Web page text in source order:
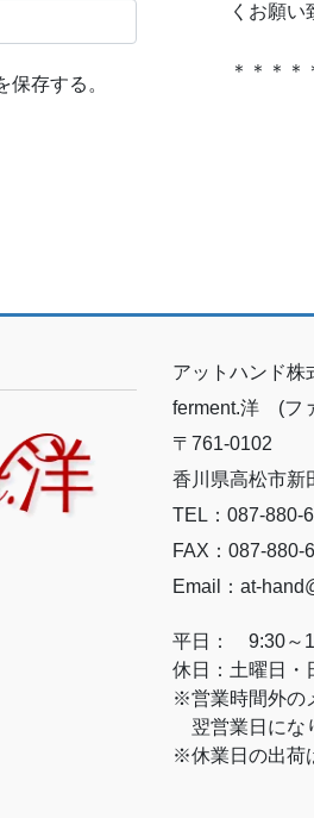
存する。
くお願い
＊＊＊＊
アットハンド
ferment.洋 (フ
〒761-0102
香川県高松市新
TEL：087-880-
FAX：087-880-
Email：at-
平日： 9:30～
休日：土曜日・
※営業時間外の
翌営業日にな
※休業日の出荷